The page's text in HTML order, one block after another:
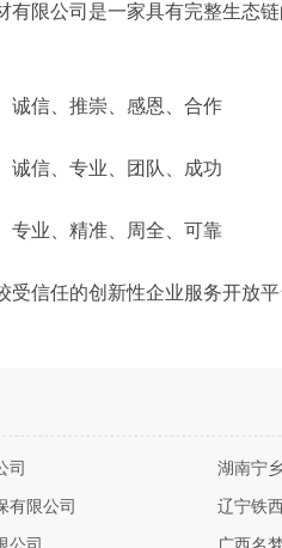
有限公司是一家具有完整生态
诚信、推崇、感恩、合作
诚信、专业、团队、成功
专业、精准、周全、可靠
受信任的创新性企业服务开放平
司 湖南宁
有限公司 辽宁铁